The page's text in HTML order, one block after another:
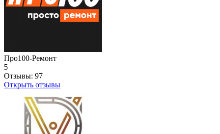
Про100-Ремонт
5
Отзывы: 97
Открыть отзывы